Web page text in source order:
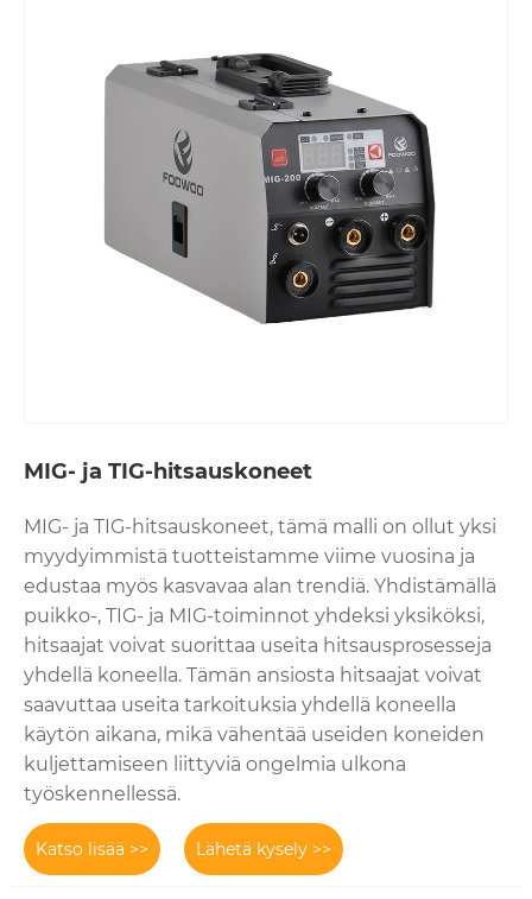
MIG- ja TIG-hitsauskoneet
MIG- ja TIG-hitsauskoneet, tämä malli on ollut yksi
myydyimmistä tuotteistamme viime vuosina ja
edustaa myös kasvavaa alan trendiä. Yhdistämällä
puikko-, TIG- ja MIG-toiminnot yhdeksi yksiköksi,
hitsaajat voivat suorittaa useita hitsausprosesseja
yhdellä koneella. Tämän ansiosta hitsaajat voivat
saavuttaa useita tarkoituksia yhdellä koneella
käytön aikana, mikä vähentää useiden koneiden
kuljettamiseen liittyviä ongelmia ulkona
työskennellessä.
Katso lisää >> Lähetä kysely >>